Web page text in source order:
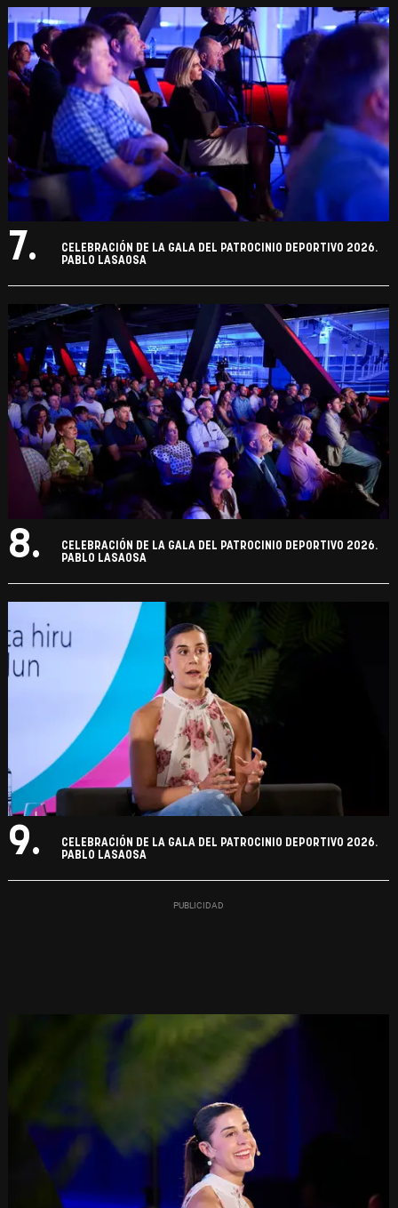
7.
CELEBRACIÓN DE LA GALA DEL PATROCINIO DEPORTIVO 2026.
PABLO LASAOSA
8.
CELEBRACIÓN DE LA GALA DEL PATROCINIO DEPORTIVO 2026.
PABLO LASAOSA
9.
CELEBRACIÓN DE LA GALA DEL PATROCINIO DEPORTIVO 2026.
PABLO LASAOSA